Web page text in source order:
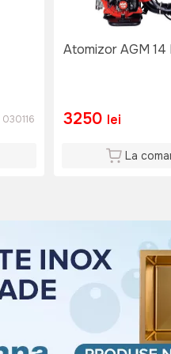
030116
Atomizor AGM 14
3250 lei
La